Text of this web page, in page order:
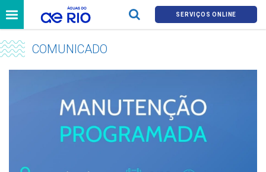
SERVIÇOS ONLINE
COMUNICADO